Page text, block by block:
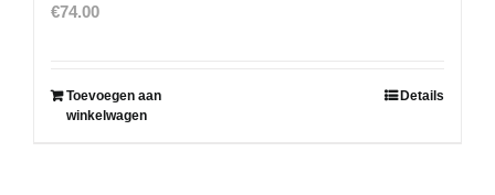
€74.00
Toevoegen aan
winkelwagen
Details